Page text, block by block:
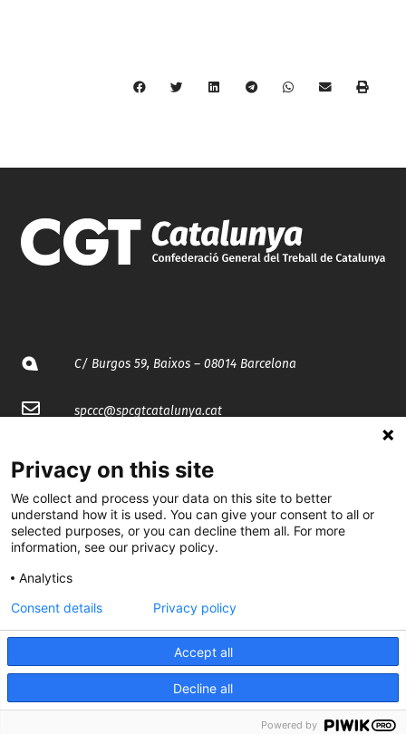
C/ Burgos 59, Baixos – 08014 Barcelona
spccc@spcgtcatalunya.cat
@CGTCatalunya
cgtcatalunya
CGTCatalunya
cgtcatalunya
Desenvolupat per
Privacy on this site
We collect and process your data on this site to better
understand how it is used. You can give your consent to all or
selected purposes, or you can decline them all. For more
information, see our privacy policy.
Analytics
Accept all
Decline all
Consent details Privacy policy
Powered by